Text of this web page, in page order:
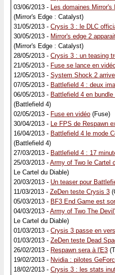
03/06/2013 - Les domaines
(Mirror's Edge : Catalyst)
31/05/2013 - Crysis 3 : le DLC
30/05/2013 - Mirror's edge 2
(Mirror's Edge : Catalyst)
28/05/2013 - Crysis 3 : un teasing
21/05/2013 - Fuse se lance en
12/05/2013 - System Shock 2
07/05/2013 - Battlefield 4 : deux
06/05/2013 - Battlefield 4 en
(Battlefield 4)
02/05/2013 - Fuse en vidéo (Fuse)
30/04/2013 - Le FPS de Respawn
16/04/2013 - Battlefield 4 le mode
(Battlefield 4)
27/03/2013 - Battlefield 4 : 17
25/03/2013 - Army of Two le Cartel
Le Cartel du Diable)
20/03/2013 - Un teaser pour
11/03/2013 - ZeDen teste Crysis 3
05/03/2013 - BF3 End Game est
04/03/2013 - Army of Two The
Le Cartel du Diable)
01/03/2013 - Crysis 3 passe en
01/03/2013 - ZeDen teste Dead
26/02/2013 - Respawn sera à l'E3
19/02/2013 - Nvidia : pilotes
18/02/2013 - Crysis 3 : les stats